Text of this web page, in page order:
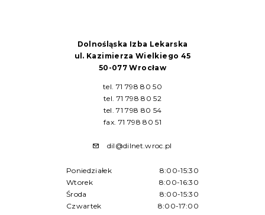
Dolnośląska Izba Lekarska
ul. Kazimierza Wielkiego 45
50-077 Wrocław
tel. 71 798 80 50
tel. 71 798 80 52
tel. 71 798 80 54
fax. 71 798 80 51
dil@dilnet.wroc.pl
Poniedziałek
8:00-15:30
Wtorek
8:00-16:30
Środa
8:00-15:30
Czwartek
8:00-17:00